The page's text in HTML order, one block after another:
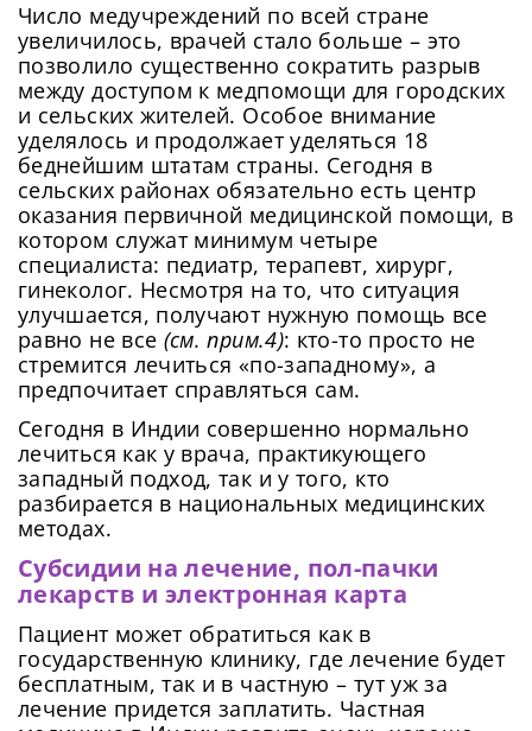
Число медучреждений по всей стране
увеличилось, врачей стало больше – это
позволило существенно сократить разрыв
между доступом к медпомощи для городских
и сельских жителей. Особое внимание
уделялось и продолжает уделяться 18
беднейшим штатам страны. Сегодня в
сельских районах обязательно есть центр
оказания первичной медицинской помощи, в
котором служат минимум четыре
специалиста: педиатр, терапевт, хирург,
гинеколог. Несмотря на то, что ситуация
улучшается, получают нужную помощь все
равно не все (см. прим.4): кто-то просто не
стремится лечиться «по-западному», а
предпочитает справляться сам.
Сегодня в Индии совершенно нормально
лечиться как у врача, практикующего
западный подход, так и у того, кто
разбирается в национальных медицинских
методах.
Субсидии на лечение, пол-пачки
лекарств и электронная карта
Пациент может обратиться как в
государственную клинику, где лечение будет
бесплатным, так и в частную – тут уж за
лечение придется заплатить. Частная